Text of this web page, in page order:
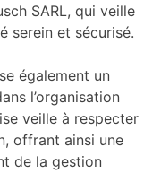
SARL, qui veille
serein et sécurisé.
également un
l’organisation
veille à respecter
offrant ainsi une
de la gestion